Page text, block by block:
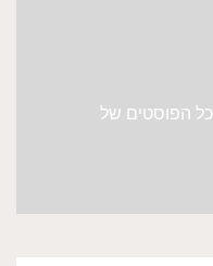
הפוסטים של